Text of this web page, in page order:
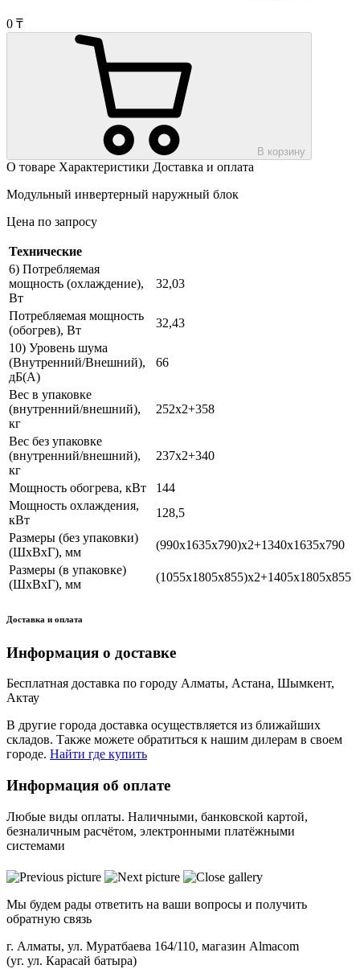
0 ₸
В корзину
О товаре Характеристики Доставка и оплата
Модульный инвертерный наружный блок
Цена по запросу
Технические
6) Потребляемая
мощность (охлаждение),
Вт
32,03
Потребляемая мощность
(обогрев), Вт
32,43
10) Уровень шума
(Внутренний/Внешний),
дБ(А)
66
Вес в упаковке
(внутренний/внешний),
кг
252х2+358
Вес без упаковке
(внутренний/внешний),
кг
237х2+340
Мощность обогрева, кВт
144
Мощность охлаждения,
кВт
128,5
Размеры (без упаковки)
(ШхВхГ), мм
(990х1635х790)х2+1340х1635х790
Размеры (в упаковке)
(ШхВхГ), мм
(1055х1805х855)х2+1405х1805х855
Доставка и оплата
Информация о доставке
Бесплатная доставка по городу Алматы, Астана, Шымкент,
Актау
В другие города доставка осуществляется из ближайших
складов. Также можете обратиться к нашим дилерам в своем
городе. Найти где купить
Информация об оплате
Любые виды оплаты. Наличными, банковской картой,
безналичным расчётом, электронными платёжными
системами
Мы будем рады ответить на ваши вопросы и получить
обратную связь
г. Алматы, ул. Муратбаева 164/110, магазин Almacom
(уг. ул. Карасай батыра)